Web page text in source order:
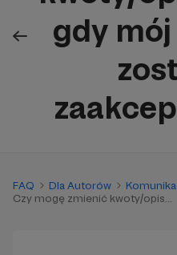
gdy
FAQ Dla Autorów
Czy mogę zmienić kwoty/opis...